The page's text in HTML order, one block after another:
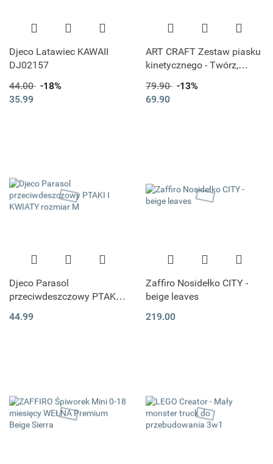
Djeco Latawiec KAWAII
DJ02157
44.00 -18%
35.99
ART CRAFT Zestaw piasku
kinetycznego - Twórz,
79.90 -13%
69.90
Djeco Parasol
przeciwdeszczowy PTAKI I
44.99
Zaffiro Nosidełko CITY -
beige leaves
219.00